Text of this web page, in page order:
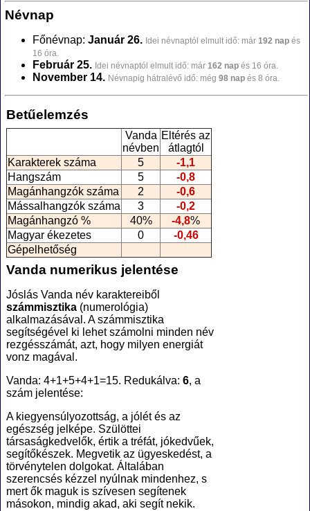
Névnap
Főnévnap: Január 26. Idei névnaptól elmult idő: már 192 nap és
16 óra.
Február 25. Idei névnaptól elmult idő: már 162 nap és 16 óra.
November 14. Névnapig hátralévő idő: még 98 nap és 8 óra.
Betűelemzés
Vanda
névben
Eltérés az
átlagtól
Karakterek száma
5
-1,1
Hangszám
5
-0,8
Magánhangzók száma
2
-0,6
Mássalhangzók száma
3
-0,2
Magánhangzó %
40% -4,8%
Magyar ékezetes
0
-0,46
Gépelhetőség
Vanda numerikus jelentése
Jóslás Vanda név karaktereiből
számmisztika (numerológia)
alkalmazásával. A számmisztika
segítségével ki lehet számolni minden név
rezgésszámát, azt, hogy milyen energiát
vonz magával.
Vanda: 4+1+5+4+1=15. Redukálva: 6, a
szám jelentése:
A kiegyensúlyozottság, a jólét és az
egészség jelképe. Szülöttei
társaságkedvelők, értik a tréfát, jókedvűek,
segítőkészek. Megvetik az ügyeskedést, a
törvénytelen dolgokat. Általában
szerencsés kézzel nyúlnak mindenhez, s
mert ők maguk is szívesen segítenek
másokon, mindig akad, aki segít nekik.